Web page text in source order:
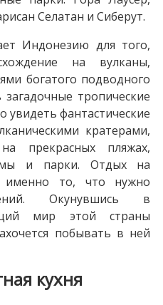
Селатан и Сиберут.
Индонезию для того,
на вулканы,
богатого подводного
тропические
увидеть фантастические
кратерами,
прекрасных пляжах,
и парки. Отдых на
именно то, что нужно
Окунувшись в
мир этой страны
побывать в ней
кухня